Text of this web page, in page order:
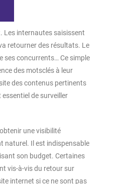
Les internautes saisissent
retourner des résultats. Le
ses concurrents… Ce simple
des motsclés à leur
des contenus pertinents
de surveiller
une visibilité
naturel. Il est indispensable
son budget. Certaines
vis-à-vis du retour sur
internet si ce ne sont pas